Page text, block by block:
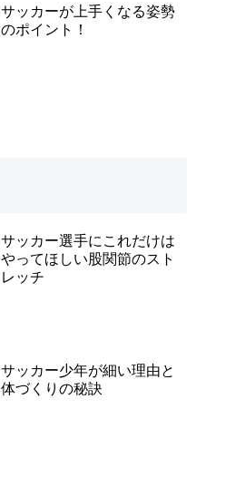
サッカーが上手くなる姿勢
のポイント！
サッカー選手にこれだけは
やってほしい股関節のスト
レッチ
サッカー少年が細い理由と
体づくりの秘訣